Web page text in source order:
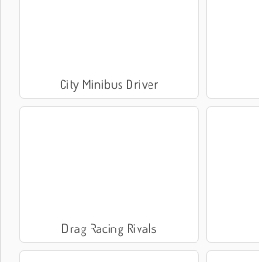
City Minibus Driver
Drag Racing Rivals